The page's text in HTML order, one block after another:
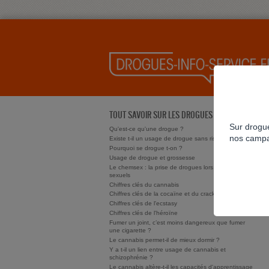
TOUT SAVOIR SUR LES DROGUES
Qu'est-ce qu'une drogue ?
Existe t-il un usage de drogue sans risque ?
Pourquoi se drogue t-on ?
Usage de drogue et grossesse
Le chemsex : la prise de drogues lors de rapports
sexuels
Chiffres clés du cannabis
Chiffres clés de la cocaïne et du crack/free base
Chiffres clés de l'ecstasy
Chiffres clés de l'héroïne
Fumer un joint, c’est moins dangereux que fumer
une cigarette ?
Le cannabis permet-il de mieux dormir ?
Y a t-il un lien entre usage de cannabis et
schizophrénie ?
Le cannabis altère-t-il les capacités d'apprentissage
Sur
nos